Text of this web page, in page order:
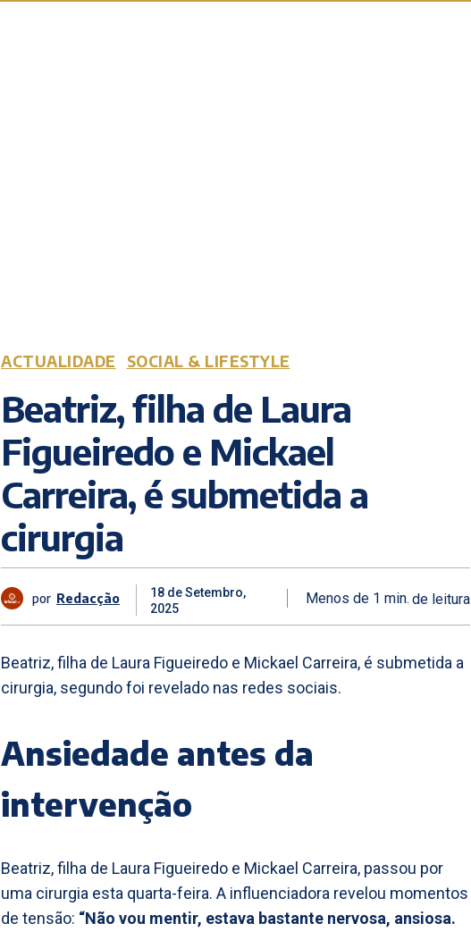
ACTUALIDADE SOCIAL & LIFESTYLE
Beatriz, filha de Laura
Figueiredo e Mickael
Carreira, é submetida a
cirurgia
por Redacção
18 de Setembro,
2025
Menos de 1 min. de leitura
Beatriz, filha de Laura Figueiredo e Mickael Carreira, é submetida a
cirurgia, segundo foi revelado nas redes sociais.
Ansiedade antes da
intervenção
Beatriz, filha de Laura Figueiredo e Mickael Carreira, passou por
uma cirurgia esta quarta-feira. A influenciadora revelou momentos
de tensão: “Não vou mentir, estava bastante nervosa, ansiosa.